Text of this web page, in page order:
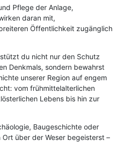
Pflege der Anlage,
daran mit,
Öffentlichkeit zugänglich
du nicht nur den Schutz
Denkmals, sondern bewahrst
unserer Region auf engem
vom frühmittelalterlichen
Lebens bis hin zur
Baugeschichte oder
über der Weser begeisterst –